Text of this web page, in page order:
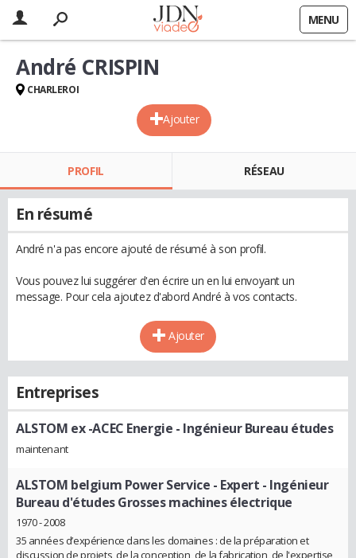
MENU
Ajouter
André CRISPIN
CHARLEROI
PROFIL RÉSEAU
En résumé
André n'a pas encore ajouté de résumé à son profil.
Vous pouvez lui suggérer d'en écrire un en lui envoyant un
message. Pour cela ajoutez d'abord André à vos contacts.
Ajouter
Entreprises
ALSTOM ex -ACEC Energie - Ingénieur Bureau études
maintenant
ALSTOM belgium Power Service - Expert - Ingénieur
Bureau d'études Grosses machines électrique
1970 - 2008
35 années d’expérience dans les domaines : de la préparation et